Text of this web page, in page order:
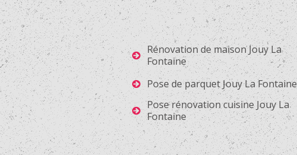
Rénovation de maison Jouy La
Fontaine
Pose de parquet Jouy La Fontaine
Pose rénovation cuisine Jouy La
Fontaine